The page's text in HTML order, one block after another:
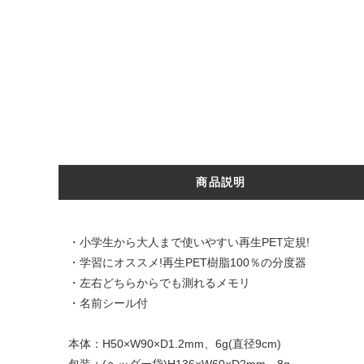
商品説明
・小学生から大人まで使いやすい再生PET定規!
・学習にオススメ!再生PET樹脂100％の分度器
・左右どちらからでも測れるメモリ
・名前シール付
本体：H50×W90×D1.2mm、6g(直径9cm)